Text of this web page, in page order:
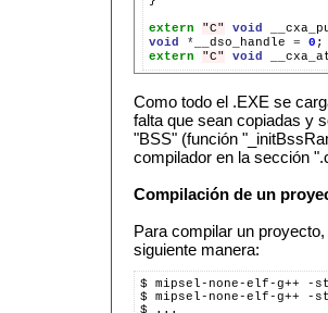
extern "C" void
void
* __dso_handle = 0
extern
"C" void
Como todo el .EXE se
falta que sean copiadas y
"BSS" (función
compilador en la sección
Compilación de un
Para compilar un
siguiente manera:
$ mipsel-none-elf-g++ -
$ mipsel-none-elf-g++ -
$ ...